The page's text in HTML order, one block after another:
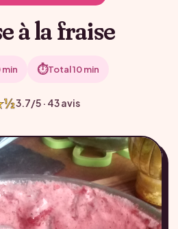
à la fraise
min ⏱Total 10 min
3.7/5 · 43 avis